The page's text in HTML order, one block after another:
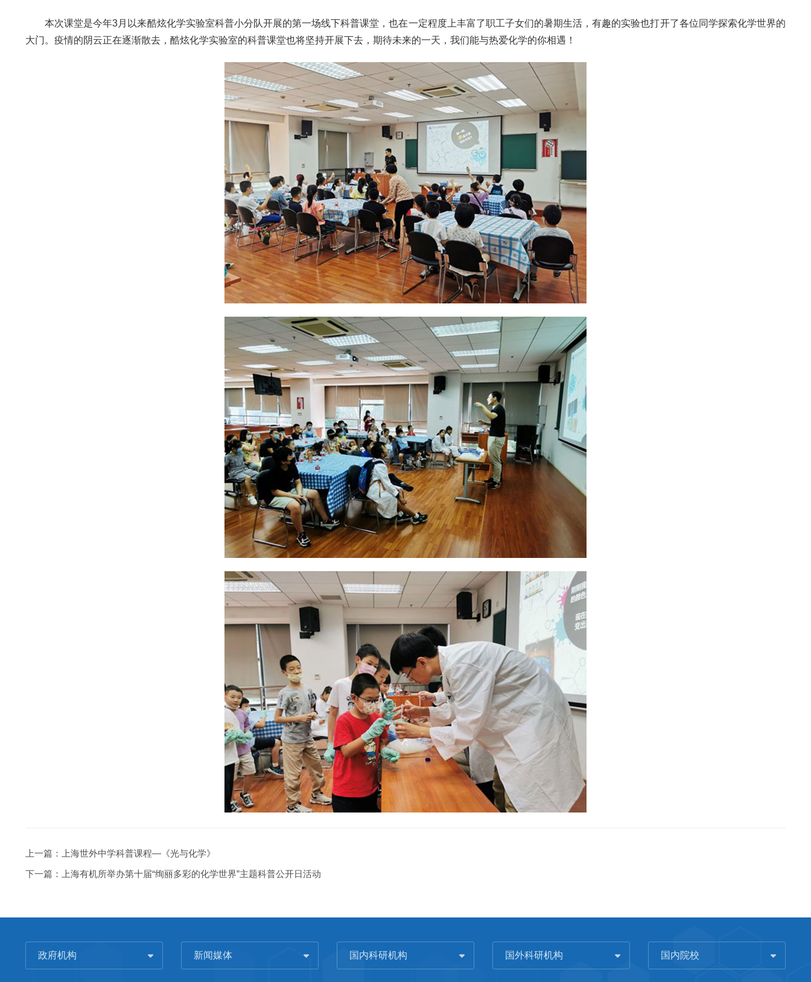
本次课堂是今年3月以来酷炫化学实验室科普小分队开展的第一场线下科普课堂，也在一定程度上丰富了职工子女们的暑期生活，有趣的实验也打开了各位同学探索化学世界的
大门。疫情的阴云正在逐渐散去，酷炫化学实验室的科普课堂也将坚持开展下去，期待未来的一天，我们能与热爱化学的你相遇！
上一篇：
上海世外中学科普课程—《光与化学》
下一篇：
上海有机所举办第十届“绚丽多彩的化学世界”主题科普公开日活动
政府机构 新闻媒体 国内科研机构 国外科研机构 国内院校